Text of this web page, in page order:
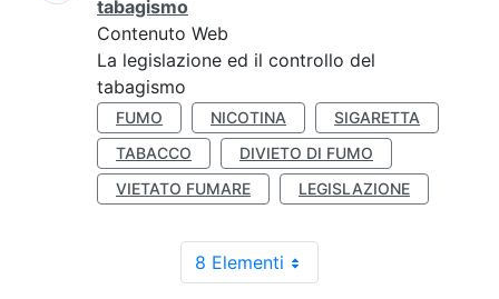
tabagismo
Contenuto Web
La legislazione ed il controllo del
tabagismo
FUMO NICOTINA
SIGARETTA
TABACCO
DIVIETO DI FUMO
VIETATO FUMARE
LEGISLAZIONE
8 Elementi